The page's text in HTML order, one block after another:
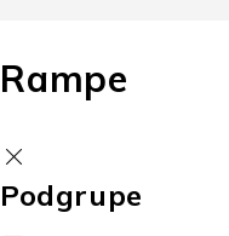
Rampe
Podgrupe